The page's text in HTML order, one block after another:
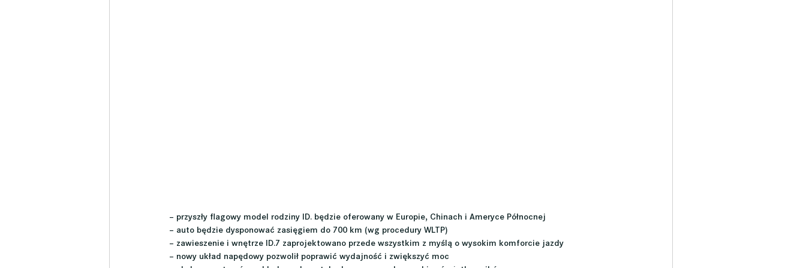
– przyszły flagowy model rodziny ID. będzie oferowany w Europie, Chinach i Ameryce Północnej
– auto będzie dysponować zasięgiem do 700 km (wg procedury WLTP)
– zawieszenie i wnętrze ID.7 zaprojektowano przede wszystkim z myślą o wysokim komforcie jazdy
– nowy układ napędowy pozwolił poprawić wydajność i zwiększyć moc